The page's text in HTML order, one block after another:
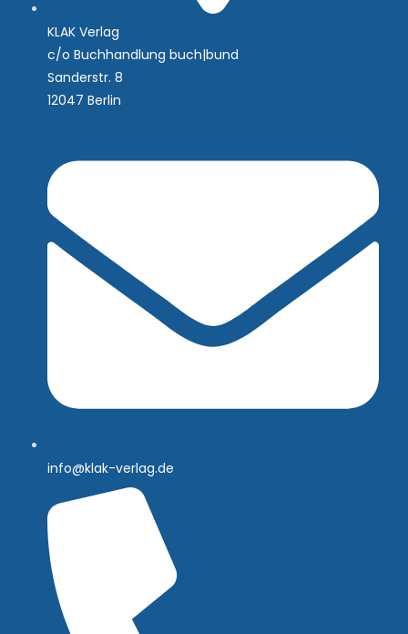
KLAK Verlag
c/o Buchhandlung buch|bund
Sanderstr. 8
12047 Berlin
info@klak-verlag.de